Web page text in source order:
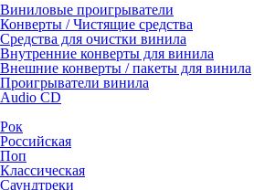
Виниловые проигрыватели
Конверты / Чистящие средства
Средства для очистки винила
Внутренние конверты для винила
Внешние конверты / пакеты для винила
Проигрыватели винила
Audio CD
Рок
Российская
Поп
Классическая
Саундтреки